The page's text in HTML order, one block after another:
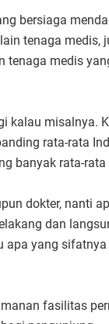
bersiaga
tenaga medis,
medis
kalau misalnya.
rata-rata
banyak rata-rata
dokter, nanti
dan
apa yang
fasilitas